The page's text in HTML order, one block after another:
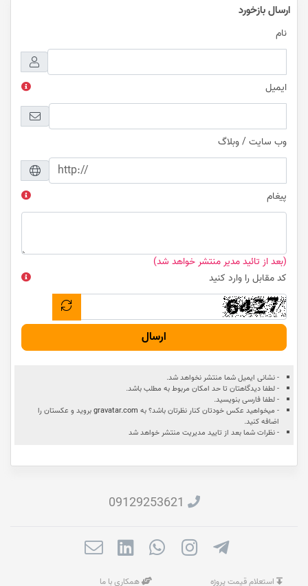
ارسال بازخورد
نام
ایمیل
وب سایت / وبلاگ
پیغام
(بعد از تائید مدیر منتشر خواهد شد)
کد مقابل را وارد کنید
ارسال
- نشانی ایمیل شما منتشر نخواهد شد.
- لطفا دیدگاهتان تا حد امکان مربوط به مطلب باشد.
- لطفا فارسی بنویسید.
- میخواهید عکس خودتان کنار نظرتان باشد؟ به gravatar.comبروید و عکستان را
اضافه کنید.
- نظرات شما بعد از تایید مدیریت منتشر خواهد شد
09129253621
استعلام قیمت پروژه همکاری با ما